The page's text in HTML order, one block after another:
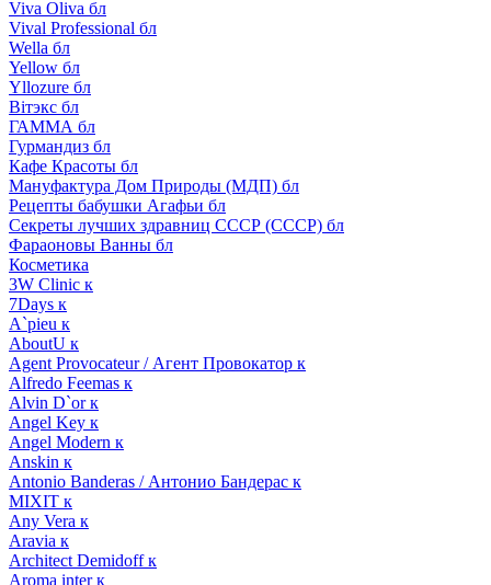
Viva Oliva бл
Vival Professional бл
Wella бл
Yellow бл
Yllozure бл
Вiтэкс бл
ГАММА бл
Гурмандиз бл
Кафе Красоты бл
Мануфактура Дом Природы (МДП) бл
Рецепты бабушки Агафьи бл
Секреты лучших здравниц СССР (СССР) бл
Фараоновы Ванны бл
Косметика
3W Clinic к
7Days к
A`pieu к
AboutU к
Agent Provocateur / Агент Провокатор к
Alfredo Feemas к
Alvin D`or к
Angel Key к
Angel Modern к
Anskin к
Antonio Banderas / Антонио Бандерас к
MIXIT к
Any Vera к
Aravia к
Architect Demidoff к
Aroma inter к